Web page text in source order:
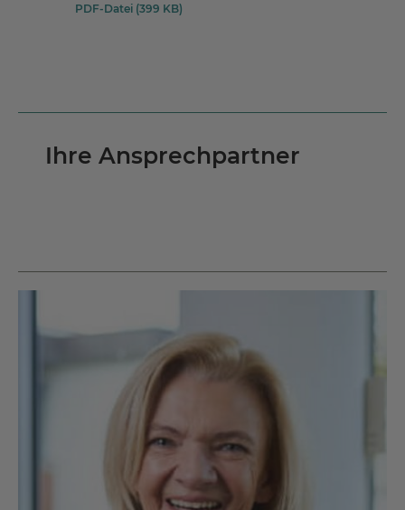
PDF-Datei (399 KB)
Ihre Ansprechpartner